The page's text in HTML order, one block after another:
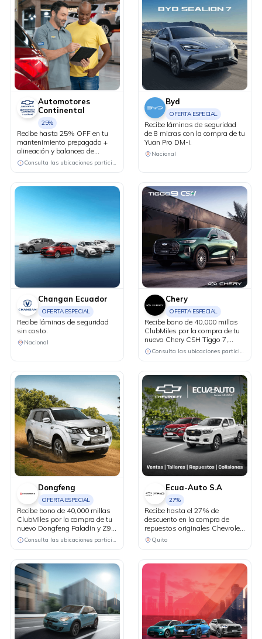
Automotores
Continental
25%
Recibe hasta 25% OFF en tu
mantenimiento prepagado +
alineación y balanceo de
cortesía.
Consulta las ubicaciones participantes
Byd
OFERTA ESPECIAL
Recibe láminas de seguridad
de 8 micras con la compra de tu
Yuan Pro DM-i.
Nacional
Changan Ecuador
OFERTA ESPECIAL
Recibe láminas de seguridad
sin costo.
Nacional
Chery
OFERTA ESPECIAL
Recibe bono de 40,000 millas
ClubMiles por la compra de tu
nuevo Chery CSH Tiggo 7,
Tiggo 8 y Tiggo 9.
Consulta las ubicaciones participantes
Dongfeng
OFERTA ESPECIAL
Recibe bono de 40,000 millas
ClubMiles por la compra de tu
nuevo Dongfeng Paladin y Z9
PHEV.
Consulta las ubicaciones participantes
Ecua-Auto S.A
27%
Recibe hasta el 27% de
descuento en la compra de
repuestos originales Chevrolet
y hasta el 25% de descuento
en repuestos de
pastillas de freno, correas).
Recibe beneficios exclusivos en
talleres: • Cambio de aceite y
filtro desde USD 24.99 + IVA •
Alineación y balanceo a USD
19.99 + IVA • Combo frenos
USD 14.99 + IVA • Cambio de
plumas desde USD 12.99 +
IVA.
Quito